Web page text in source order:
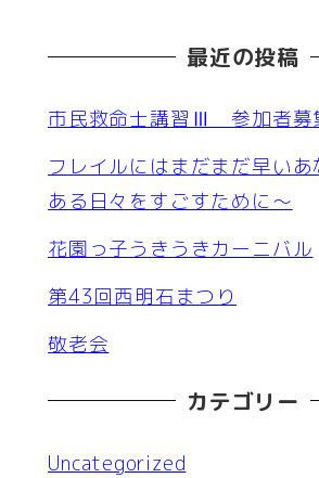
最近の投稿
市民救命士講習Ⅲ 参加者募
フレイルにはまだまだ早いあ
ある日々をすごすために～
花園っ子うきうきカーニバル
第43回西明石まつり
敬老会
カテゴリー
Uncategorized